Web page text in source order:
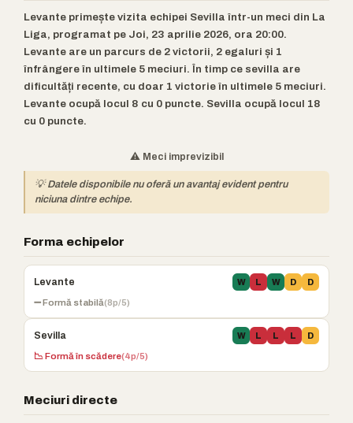
Levante primește vizita echipei Sevilla într-un meci din La
Liga, programat pe Joi, 23 aprilie 2026, ora 20:00.
Levante are un parcurs de 2 victorii, 2 egaluri și 1
înfrângere în ultimele 5 meciuri. În timp ce sevilla are
dificultăți recente, cu doar 1 victorie în ultimele 5 meciuri.
Levante ocupă locul 8 cu 0 puncte. Sevilla ocupă locul 18
cu 0 puncte.
⚠️ Meci imprevizibil
💡 Datele disponibile nu oferă un avantaj evident pentru
niciuna dintre echipe.
Forma echipelor
Levante W L W D D
➖ Formă stabilă(8p/5)
Sevilla W L L L D
📉 Formă în scădere(4p/5)
Meciuri directe